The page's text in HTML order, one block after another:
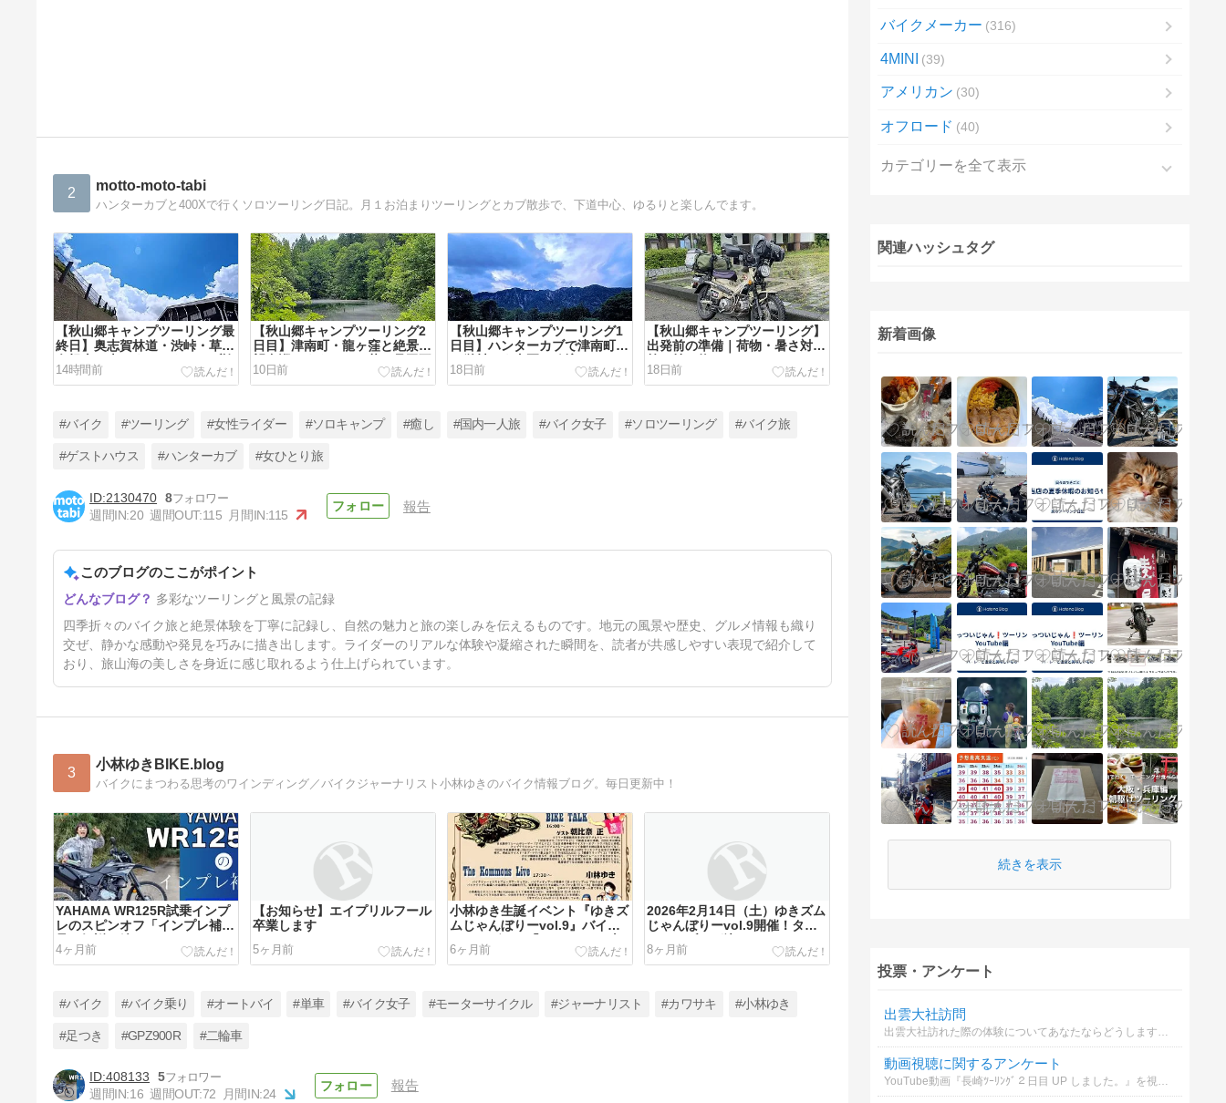
2 motto-moto-tabi
ハンターカブと400Xで行くソロツーリング日記。月１お泊まりツーリングとカブ散歩で、下道中心、ゆるりと楽しんでます。
【秋山郷キャンプツーリング最
終日】奥志賀林道・渋峠・草津
白根山を走る｜ハンターカブ旅
14時間前
【秋山郷キャンプツーリング2
日目】津南町・龍ヶ窪と絶景展
望台巡り｜タレカツ丼・見玉不
動尊
10日前
【秋山郷キャンプツーリング1
日目】ハンターカブで津南町か
ら栄村へ｜真夏の秘境ツーリン
グ
18日前
【秋山郷キャンプツーリング】
出発前の準備｜荷物・暑さ対
策・持ち物
18日前
河口湖でブルーベリー狩り！地
元食堂「忠ちゃん」で小鉢たっ
#バイク #ツーリング #女性ライダー #ソロキャンプ #癒し #国内一人旅 #バイク女子 #ソロツーリング #バイク旅
#ゲストハウス #ハンターカブ #女ひとり旅
2130470 8
週間IN:20 週間OUT:115 月間IN:115
報告
このブログのここがポイント
多彩なツーリングと風景の記録
四季折々のバイク旅と絶景体験を丁寧に記録し、自然の魅力と旅の楽しみを伝えるものです。地元の風景や歴史、グルメ情報も織り
交ぜ、静かな感動や発見を巧みに描き出します。ライダーのリアルな体験や凝縮された瞬間を、読者が共感しやすい表現で紹介して
おり、旅山海の美しさを身近に感じ取れるよう仕上げられています。
3 小林ゆきBIKE.blog
バイクにまつわる思考のワインディング／バイクジャーナリスト小林ゆきのバイク情報ブログ。毎日更新中！
YAHAMA WR125R試乗インプ
レのスピンオフ「インプレ補
足・解説」編をUPしました
4ヶ月前
【お知らせ】エイプリルフール
卒業します
5ヶ月前
小林ゆき生誕イベント『ゆきズ
ムじゃんぼりーvol.9』バイク
トークゲスト「アサヒナZ」朝
比奈正さん
6ヶ月前
2026年2月14日（土）ゆきズム
じゃんぼりーvol.9開催！タイ
ムテーブルが決まりました
8ヶ月前
小林ゆき2025年の活動記録
#バイク #バイク乗り #オートバイ #単車 #バイク女子 #モーターサイクル #ジャーナリスト #カワサキ #小林ゆき
#足つき #GPZ900R #二輪車
408133
5
週間IN:16 週間OUT:72 月間IN:24
報告
バイクメーカー 316
4MINI 39
アメリカン 30
オフロード 40
カテゴリーを全て表示
関連ハッシュタグ
新着画像
続きを表示
投票・アンケート
出雲大社訪問
動画視聴に関するアンケート
YouTube動画『長崎ﾂｰﾘﾝｸﾞ２日目 UP しました。』を視聴しますか？